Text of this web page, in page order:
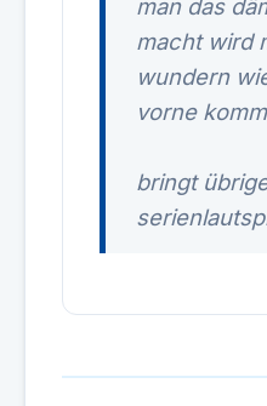
man das
macht wird
wundern
vorne
bringt